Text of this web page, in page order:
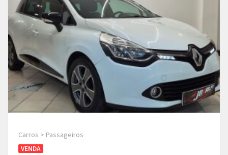
Carros > Passageiros
VENDA